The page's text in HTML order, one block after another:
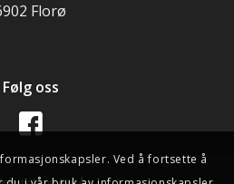
Florø
Følg oss
Ved å fortsette å